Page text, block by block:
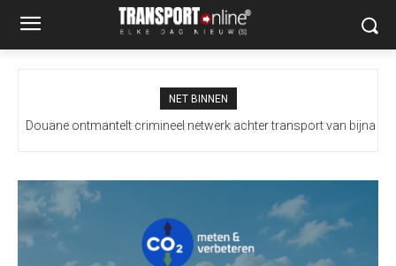
NET BINNEN
Douane ontmantelt crimineel netwerk achter transport van bijna